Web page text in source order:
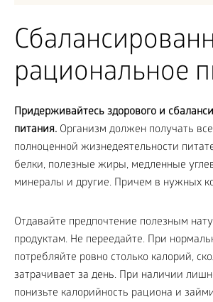
рациональное
Придерживайтесь здорового и
питания. Организм должен получать
полноценной жизнедеятельности
белки, полезные жиры, медленные
минералы и другие. Причем в нужных
Отдавайте предпочтение полезным
продуктам. Не переедайте. При
потребляйте ровно столько калорий,
затрачивает за день. При наличии
понизьте калорийность рациона и